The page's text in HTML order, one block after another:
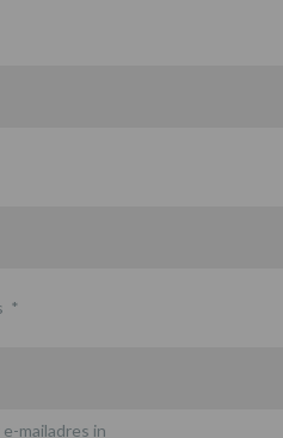
*
mailadres in